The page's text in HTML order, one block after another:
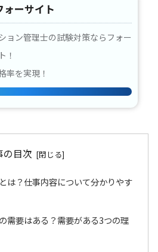
ォーサイト
ョン管理士の試験対策ならフォー
！
率を実現！
の目次
は？仕事内容について分かりやす
需要はある？需要がある3つの理